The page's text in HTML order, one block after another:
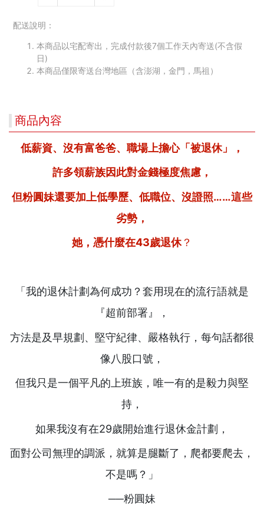
配送說明：
本商品以宅配寄出，完成付款後7個工作天內寄送(不含假
日)
本商品僅限寄送台灣地區（含澎湖，金門，馬祖）
商品內容
低薪資、沒有富爸爸、職場上擔心「被退休」，
許多領薪族因此對金錢極度焦慮，
但粉圓妹還要加上低學歷、低職位、沒證照……這些
劣勢，
她，憑什麼在43歲退休？
「我的退休計劃為何成功？套用現在的流行語就是
『超前部署』，
方法是及早規劃、堅守紀律、嚴格執行，每句話都很
像八股口號，
但我只是一個平凡的上班族，唯一有的是毅力與堅
持，
如果我沒有在29歲開始進行退休金計劃，
面對公司無理的調派，就算是腿斷了，爬都要爬去，
不是嗎？」
──粉圓妹